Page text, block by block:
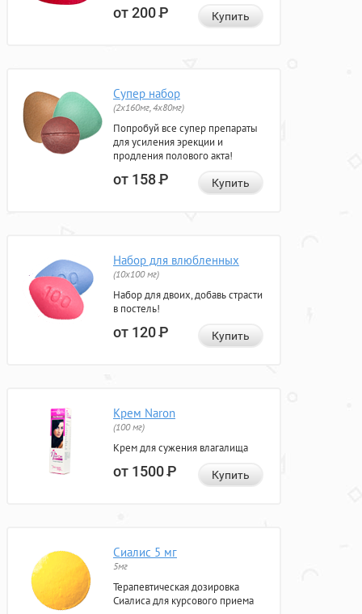
от 200Р Купить
Супер набор
(2х160мг, 4х80мг)
Попробуй все супер препараты
для усиления эрекции и
продления полового акта!
от 158Р Купить
Набор для влюбленных
(10х100 мг)
Набор для двоих, добавь страсти
в постель!
от 120Р Купить
Крем Naron
(100 мг)
Крем для сужения влагалища
от 1500Р Купить
Сиалис 5 мг
5мг
Терапевтическая дозировка
Сиалиса для курсового приема